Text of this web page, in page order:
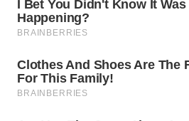
SUMEDANG
CIANJUR
WN